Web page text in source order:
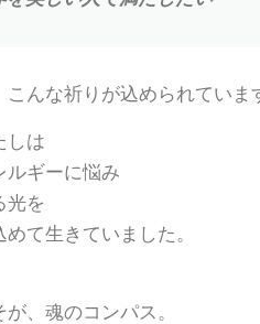
こんな祈りが込められていま
しは
ルギーに悩み
光を
て生きていました。
、魂のコンパス。